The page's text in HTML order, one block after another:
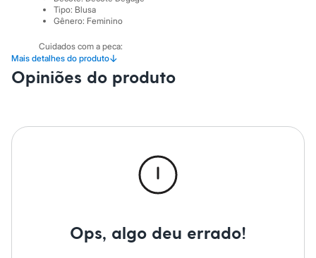
Shorts e Bermudas
Calcinhas
Cintas e Modeladores
Meias
Pijamas
Biquínis
Maiôs
Moda esportiva
Mais detalhes do produto↓
Tipo: Blusa
Gênero: Feminino
Cuidados com a peca:
Lavagem manual.
Não alvejar.
Não secar em secadora.
Opiniões do produto
Ops, algo deu errado!